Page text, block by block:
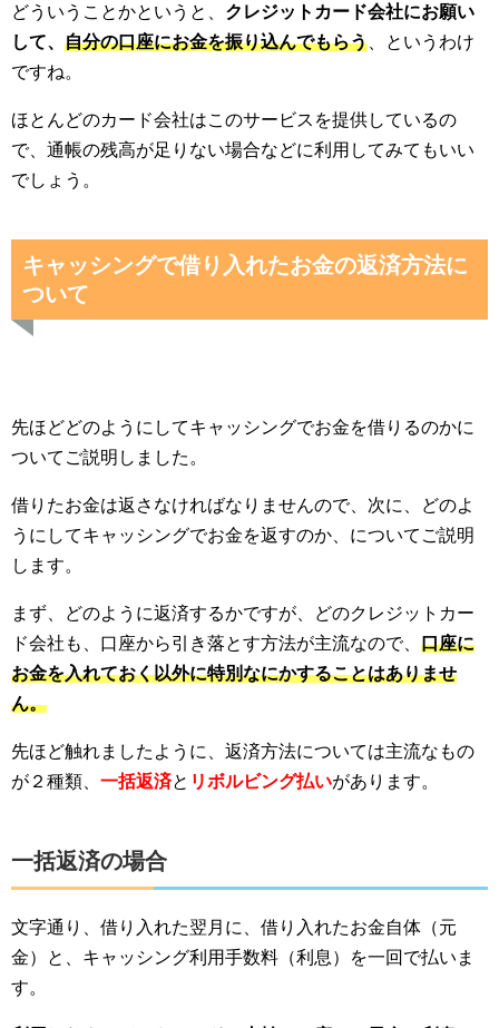
どういうことかというと、 クレジットカード会社にお願い
して、 自分の口座にお金を振り込んでもらう 、というわけ
ですね。
ほとんどのカード会社はこのサービスを提供しているの
で、通帳の残高が足りない場合などに利用してみてもいい
でしょう。
キャッシングで借り入れたお金の返済方法に
ついて
先ほどどのようにしてキャッシングでお金を借りるのかに
ついてご説明しました。
借りたお金は返さなければなりませんので、次に、どのよ
うにしてキャッシングでお金を返すのか、についてご説明
します。
まず、どのように返済するかですが、どのクレジットカー
ド会社も、口座から引き落とす方法が主流なので、 口座に
お金を入れておく以外に特別なにかすることはありませ
ん。
先ほど触れましたように、返済方法については主流なもの
が２種類、 一括返済と リボルビング払いがあります。
一括返済の場合
文字通り、借り入れた翌月に、借り入れたお金自体（元
金）と、キャッシング利用手数料（利息）を一回で払いま
す。